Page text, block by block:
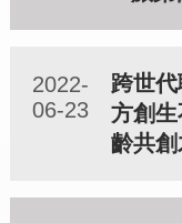
2022-
06-23
跨世
方創
齡共